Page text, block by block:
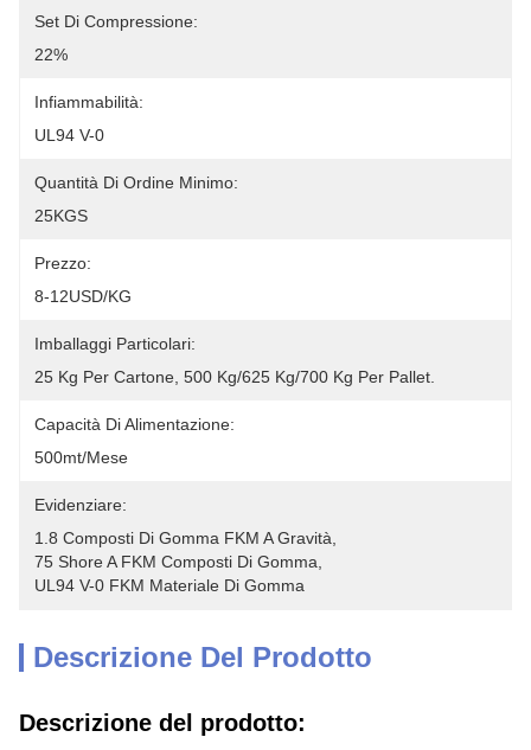
Set Di Compressione:
22%
Infiammabilità:
UL94 V-0
Quantità Di Ordine Minimo:
25KGS
Prezzo:
8-12USD/KG
Imballaggi Particolari:
25 Kg Per Cartone, 500 Kg/625 Kg/700 Kg Per Pallet.
Capacità Di Alimentazione:
500mt/mese
Evidenziare:
1.8 Composti Di Gomma FKM A Gravità
75 Shore A FKM Composti Di Gomma
UL94 V-0 FKM Materiale Di Gomma
Descrizione Del Prodotto
Descrizione del prodotto: